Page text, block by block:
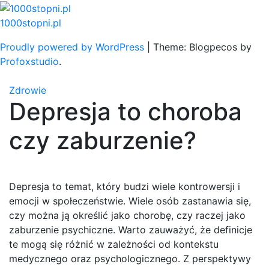
Skip
to
1000stopni.pl
Proudly powered by WordPress
Theme: Blogpecos by
Profoxstudio.
Zdrowie
Depresja to choroba
czy zaburzenie?
Depresja to temat, który budzi wiele kontrowersji i
emocji w społeczeństwie. Wiele osób zastanawia się,
czy można ją określić jako chorobę, czy raczej jako
zaburzenie psychiczne. Warto zauważyć, że definicje
te mogą się różnić w zależności od kontekstu
medycznego oraz psychologicznego. Z perspektywy